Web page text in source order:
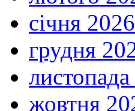
січня
грудня
жовтня